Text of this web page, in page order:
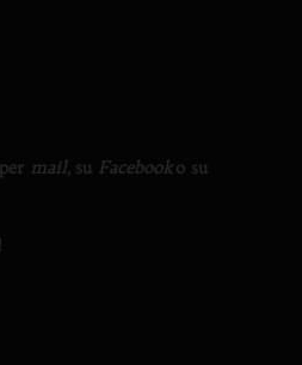
mail, su Facebooko su